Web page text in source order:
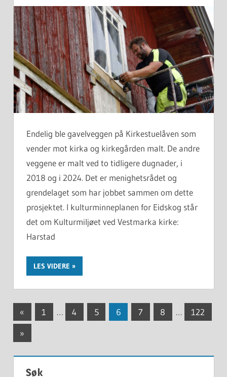
Endelig ble gavelveggen på Kirkestuelåven som
vender mot kirka og kirkegården malt. De andre
veggene er malt ved to tidligere dugnader, i
2018 og i 2024. Det er menighetsrådet og
grendelaget som har jobbet sammen om dette
prosjektet. I kulturminneplanen for Eidskog står
det om Kulturmiljøet ved Vestmarka kirke:
Harstad
LES VIDERE
Innleggnavigasjon
« Previous
Posts
1 … 4 5 6 7 8 …
122
Next
»
Søk